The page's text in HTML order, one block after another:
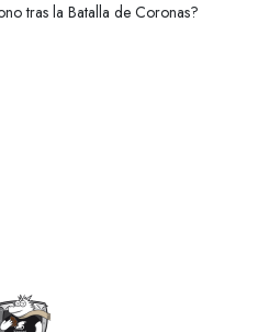
tras la Batalla de Coronas?